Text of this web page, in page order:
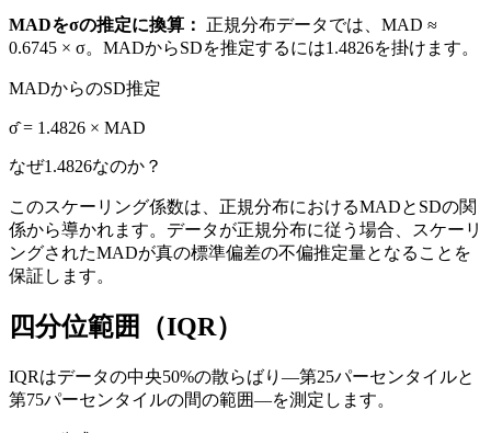
MADをσの推定に換算：
正規分布データでは、MAD ≈
0.6745 × σ。MADからSDを推定するには1.4826を掛けます。
MADからのSD推定
σ̂ = 1.4826 × MAD
なぜ1.4826なのか？
このスケーリング係数は、正規分布におけるMADとSDの関
係から導かれます。データが正規分布に従う場合、スケーリ
ングされたMADが真の標準偏差の不偏推定量となることを
保証します。
四分位範囲（IQR）
IQRはデータの中央50%の散らばり—第25パーセンタイルと
第75パーセンタイルの間の範囲—を測定します。